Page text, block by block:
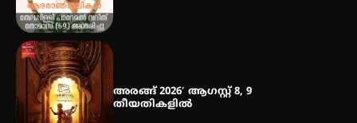
അരങ്ങ് 2026′ ആഗസ്റ്റ് 8, 9
തീയതികളിൽ